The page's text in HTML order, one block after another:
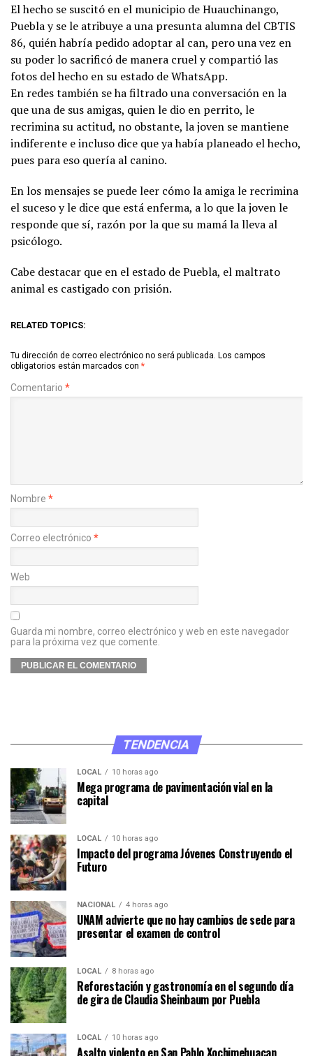
El hecho se suscitó en el municipio de Huauchinango,
Puebla y se le atribuye a una presunta alumna del CBTIS
86, quién habría pedido adoptar al can, pero una vez en
su poder lo sacrificó de manera cruel y compartió las
fotos del hecho en su estado de WhatsApp.
En redes también se ha filtrado una conversación en la
que una de sus amigas, quien le dio en perrito, le
recrimina su actitud, no obstante, la joven se mantiene
indiferente e incluso dice que ya había planeado el hecho,
pues para eso quería al canino.
En los mensajes se puede leer cómo la amiga le recrimina
el suceso y le dice que está enferma, a lo que la joven le
responde que sí, razón por la que su mamá la lleva al
psicólogo.
Cabe destacar que en el estado de Puebla, el maltrato
animal es castigado con prisión.
RELATED TOPICS:
Tu dirección de correo electrónico no será publicada. Los campos
obligatorios están marcados con *
Comentario *
Nombre *
Correo electrónico *
Web
Guarda mi nombre, correo electrónico y web en este navegador
para la próxima vez que comente.
TENDENCIA
LOCAL 10 horas ago
Mega programa de pavimentación vial en la
capital
LOCAL 10 horas ago
Impacto del programa Jóvenes Construyendo el
Futuro
NACIONAL 4 horas ago
UNAM advierte que no hay cambios de sede para
presentar el examen de control
LOCAL 8 horas ago
Reforestación y gastronomía en el segundo día
de gira de Claudia Sheinbaum por Puebla
LOCAL 10 horas ago
Asalto violento en San Pablo Xochimehuacan